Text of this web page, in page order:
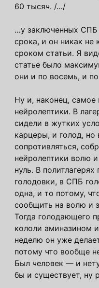
60 тысяч. /…/
…у заключенных СПБ
срока, и он никак не
сроком статьи. Я
статье было
они и по восемь, и
Ну и, наконец, самое
нейролептики. В
сидели в жутких
карцеры, и голод,
сопротивляться,
нейролептики волю
нуль. В
голодовки, в СПБ
одна, и то потому,
сообщить на волю и
Тогда голодающего
кололи аминазином
неделю он уже
потому что вообще
Был человек — и
бы и существует, ну